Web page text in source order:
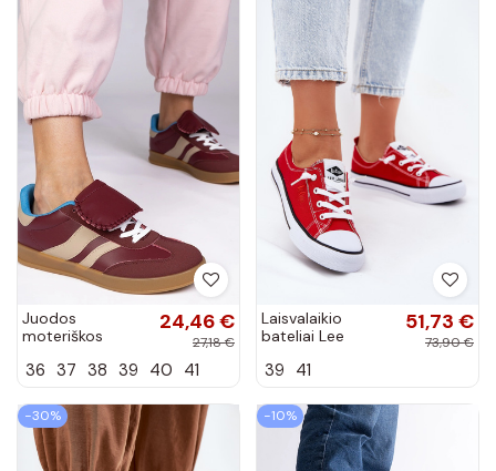
Juodos
moteriškos
sagtele, „Mollis"
24,46 €
27,18 €
36 37 38 39 40 41
Laisvalaikio
bateliai Lee
02-3298L
51,73 €
73,90 €
39 41
−30% −10%